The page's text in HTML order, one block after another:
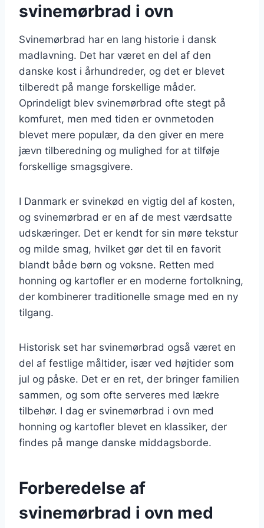
svinemørbrad i ovn
Svinemørbrad har en lang historie i dansk
madlavning. Det har været en del af den
danske kost i århundreder, og det er blevet
tilberedt på mange forskellige måder.
Oprindeligt blev svinemørbrad ofte stegt på
komfuret, men med tiden er ovnmetoden
blevet mere populær, da den giver en mere
jævn tilberedning og mulighed for at tilføje
forskellige smagsgivere.
I Danmark er svinekød en vigtig del af kosten,
og svinemørbrad er en af de mest værdsatte
udskæringer. Det er kendt for sin møre tekstur
og milde smag, hvilket gør det til en favorit
blandt både børn og voksne. Retten med
honning og kartofler er en moderne fortolkning,
der kombinerer traditionelle smage med en ny
tilgang.
Historisk set har svinemørbrad også været en
del af festlige måltider, især ved højtider som
jul og påske. Det er en ret, der bringer familien
sammen, og som ofte serveres med lækre
tilbehør. I dag er svinemørbrad i ovn med
honning og kartofler blevet en klassiker, der
findes på mange danske middagsborde.
Forberedelse af
svinemørbrad i ovn med